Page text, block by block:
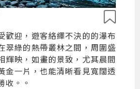
歡迎，遊客絡繹不決的的瀑布
翠綠的熱帶叢林之間，周圍盛
輝映，如畫的景致，尤其晨間
金一片，也能清晰看見寬闊透
收。。